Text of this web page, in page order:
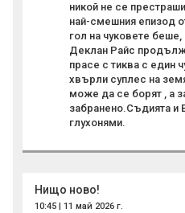
никой не се
най-смешния епизод
гол на чуковете
Деклан Райс
прасе с тиква с един
хвърли суплес на
може да се борят , а
забранено.Съдията и
глухонями.
Нищо ново!
10:45 | 11 май 2026 г.